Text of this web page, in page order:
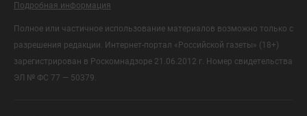
Подробная информация
Полное или частичное использование материалов возможно только с
разрешения редакции. Интернет-портал «Российской газеты» (18+)
зарегистрирован в Роскомнадзоре 21.06.2012 г. Номер свидетельства
ЭЛ № ФС 77 — 50379.